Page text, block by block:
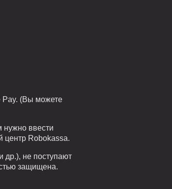
Pay. (Вы можете
нужно ввести
центр Robokassa.
не поступают
защищена.